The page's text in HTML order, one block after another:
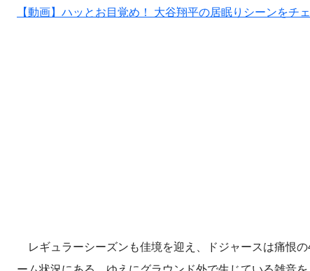
【動画】ハッとお目覚め！ 大谷翔平の居眠りシーンをチ
レギュラーシーズンも佳境を迎え、ドジャースは痛恨